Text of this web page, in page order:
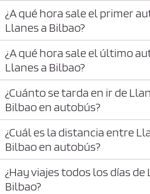
¿A qué hora sale el primer
Llanes a Bilbao?
¿A qué hora sale el último
Llanes a Bilbao?
¿Cuánto se tarda en ir de
Bilbao en autobús?
¿Cuál es la distancia entre
Bilbao en autobús?
¿Hay viajes todos los días de
Bilbao?